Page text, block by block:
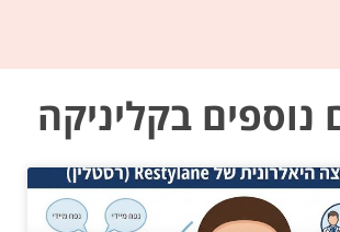
נוספים בקליניקה